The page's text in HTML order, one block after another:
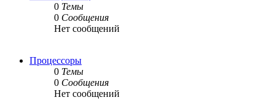
0 Темы
0 Сообщения
Нет сообщений
Процессоры
0 Темы
0 Сообщения
Нет сообщений